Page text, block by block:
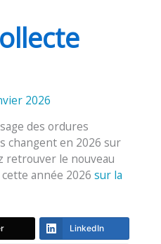
2026
des ordures
changent en 2026 sur
retrouver le nouveau
année 2026sur la
LinkedIn